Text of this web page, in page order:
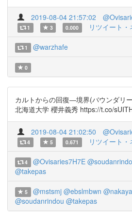
2019-08-04 21:57:02
1 3 0.000 リツイート
1 @warzhafe
0
カルトからの回復―境界(バウンダリ
北海道大学 櫻井義秀 https://t.co/
2019-08-04 21:02:50
4 5 0.671 リツイート
4 @Ovisaries7H7E
@takepas
5 @mstsmj @ebslmbwn
@soudanrindou @takepas